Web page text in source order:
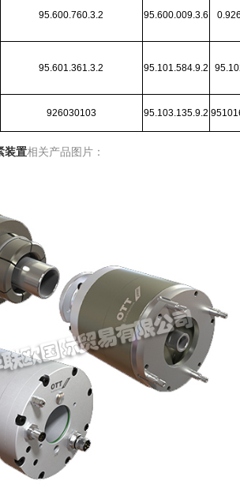
95.600.760.3.2 95.600.009.3.6
95.601.361.3.2 95.101.584.9.2
926030103 95.103.135.9.2
装置相关产品图片：